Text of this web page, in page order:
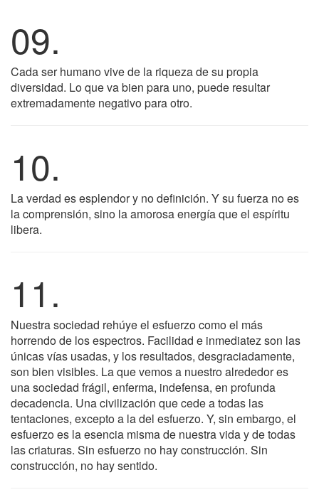
09.
Cada ser humano vive de la riqueza de su propia
diversidad. Lo que va bien para uno, puede resultar
extremadamente negativo para otro.
10.
La verdad es esplendor y no definición. Y su fuerza no es
la comprensión, sino la amorosa energía que el espíritu
libera.
11.
Nuestra sociedad rehúye el esfuerzo como el más
horrendo de los espectros. Facilidad e inmediatez son las
únicas vías usadas, y los resultados, desgraciadamente,
son bien visibles. La que vemos a nuestro alrededor es
una sociedad frágil, enferma, indefensa, en profunda
decadencia. Una civilización que cede a todas las
tentaciones, excepto a la del esfuerzo. Y, sin embargo, el
esfuerzo es la esencia misma de nuestra vida y de todas
las criaturas. Sin esfuerzo no hay construcción. Sin
construcción, no hay sentido.